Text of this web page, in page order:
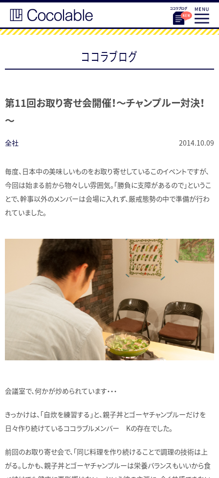
ココラブログ
第11回お取り寄せ会開催！～チャンプルー対決！
～
全社 2014.10.09
毎度、日本中の美味しいものをお取り寄せしているこのイベントですが、
今回は始まる前から物々しい雰囲気。「勝負に支障があるので」というこ
とで、幹事以外のメンバーは会場に入れず、厳戒態勢の中で準備が行わ
れていました。
会議室で、何かが炒められています・・・
きっかけは、「自炊を練習する」と、親子丼とゴーヤチャンプルーだけを
日々作り続けているココラブルメンバー Kの存在でした。
前回のお取り寄せ会で、「同じ料理を作り続けることで調理の技術は上
がる。しかも、親子丼とゴーヤチャンプルーは栄養バランスもいいから食